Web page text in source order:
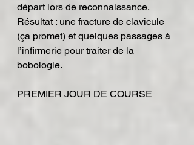
départ lors de reconnaissance.
Résultat : une fracture de clavicule
(ça promet) et quelques passages à
l’infirmerie pour traiter de la
bobologie.
PREMIER JOUR DE COURSE